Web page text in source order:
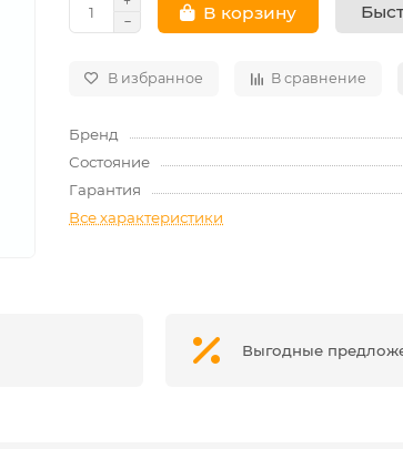
В корзину
В избранное В сравнение
Бренд
Состояние
Гарантия
Все характеристики
Выгодные